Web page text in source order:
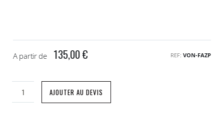
A partir de 135,00 € REF VON-FAZP
AJOUTER AU DEVIS